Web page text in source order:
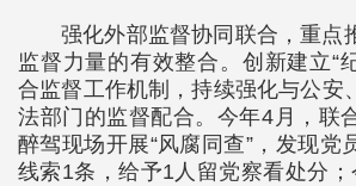
强化外部监督协同联合，重点
监督力量的有效整合。创新建立“
合监督工作机制，持续强化与公安
法部门的监督配合。今年4月，联
醉驾现场开展“风腐同查”，发现党
线索1条，给予1人留党察看处分